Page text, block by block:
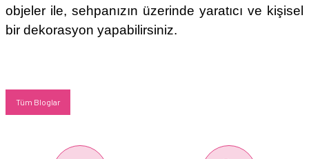
objeler ile, sehpanızın üzerinde yaratıcı ve kişisel
bir dekorasyon yapabilirsiniz.
Tüm Bloglar